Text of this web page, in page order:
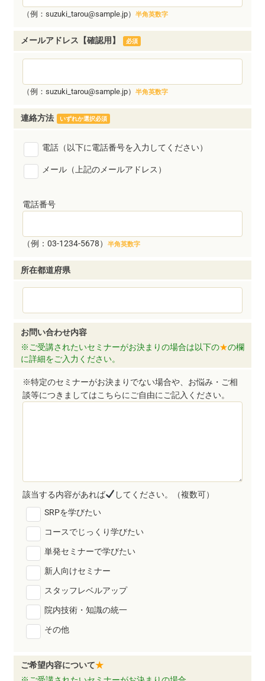
（例：suzuki_tarou@sample.jp） 半角英数字
メールアドレス【確認用】 必須
（例：suzuki_tarou@sample.jp） 半角英数字
連絡方法 いずれか選択必須
電話（以下に電話番号を入力してください）
メール（上記のメールアドレス）
電話番号
（例：03-1234-5678） 半角英数字
所在都道府県
お問い合わせ内容
※ご受講されたいセミナーがお決まりの場合は以下の★の欄
に詳細をご入力ください。
※特定のセミナーがお決まりでない場合や、お悩み・ご相
談等につきましてはこちらにご自由にご記入ください。
該当する内容があれば
してください。（複数可）
SRPを学びたい
コースでじっくり学びたい
単発セミナーで学びたい
新人向けセミナー
スタッフレベルアップ
院内技術・知識の統一
その他
ご希望内容について★